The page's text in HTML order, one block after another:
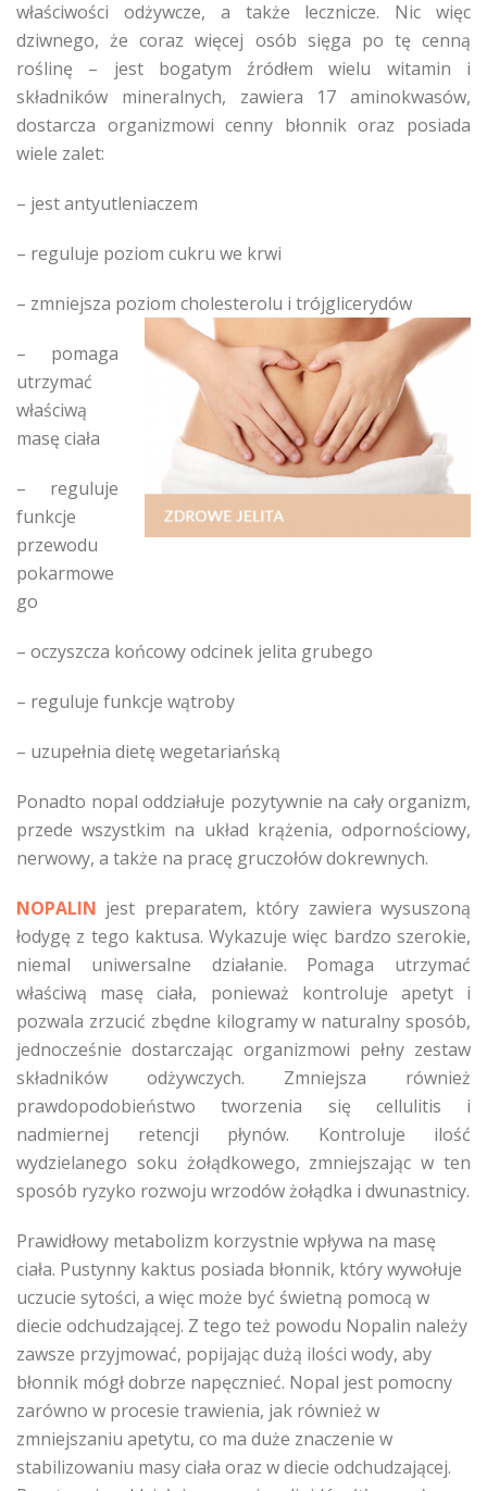
właściwości odżywcze, a także lecznicze. Nic więc
dziwnego, że coraz więcej osób sięga po tę cenną
roślinę – jest bogatym źródłem wielu witamin i
składników mineralnych, zawiera 17 aminokwasów,
dostarcza organizmowi cenny błonnik oraz posiada
wiele zalet:
– jest antyutleniaczem
– reguluje poziom cukru we krwi
– zmniejsza poziom cholesterolu i trójglicerydów
– pomaga
utrzymać
właściwą
masę ciała
– reguluje
funkcje
przewodu
pokarmowe
go
– oczyszcza końcowy odcinek jelita grubego
– reguluje funkcje wątroby
– uzupełnia dietę wegetariańską
Ponadto nopal oddziałuje pozytywnie na cały organizm,
przede wszystkim na układ krążenia, odpornościowy,
nerwowy, a także na pracę gruczołów dokrewnych.
NOPALIN jest preparatem, który zawiera wysuszoną
łodygę z tego kaktusa. Wykazuje więc bardzo szerokie,
niemal uniwersalne działanie. Pomaga utrzymać
właściwą masę ciała, ponieważ kontroluje apetyt i
pozwala zrzucić zbędne kilogramy w naturalny sposób,
jednocześnie dostarczając organizmowi pełny zestaw
składników odżywczych. Zmniejsza również
prawdopodobieństwo tworzenia się cellulitis i
nadmiernej retencji płynów. Kontroluje ilość
wydzielanego soku żołądkowego, zmniejszając w ten
sposób ryzyko rozwoju wrzodów żołądka i dwunastnicy.
Prawidłowy metabolizm korzystnie wpływa na masę
ciała. Pustynny kaktus posiada błonnik, który wywołuje
uczucie sytości, a więc może być świetną pomocą w
diecie odchudzającej. Z tego też powodu Nopalin należy
zawsze przyjmować, popijając dużą ilości wody, aby
błonnik mógł dobrze napęcznieć. Nopal jest pomocny
zarówno w procesie trawienia, jak również w
zmniejszaniu apetytu, co ma duże znaczenie w
stabilizowaniu masy ciała oraz w diecie odchudzającej.